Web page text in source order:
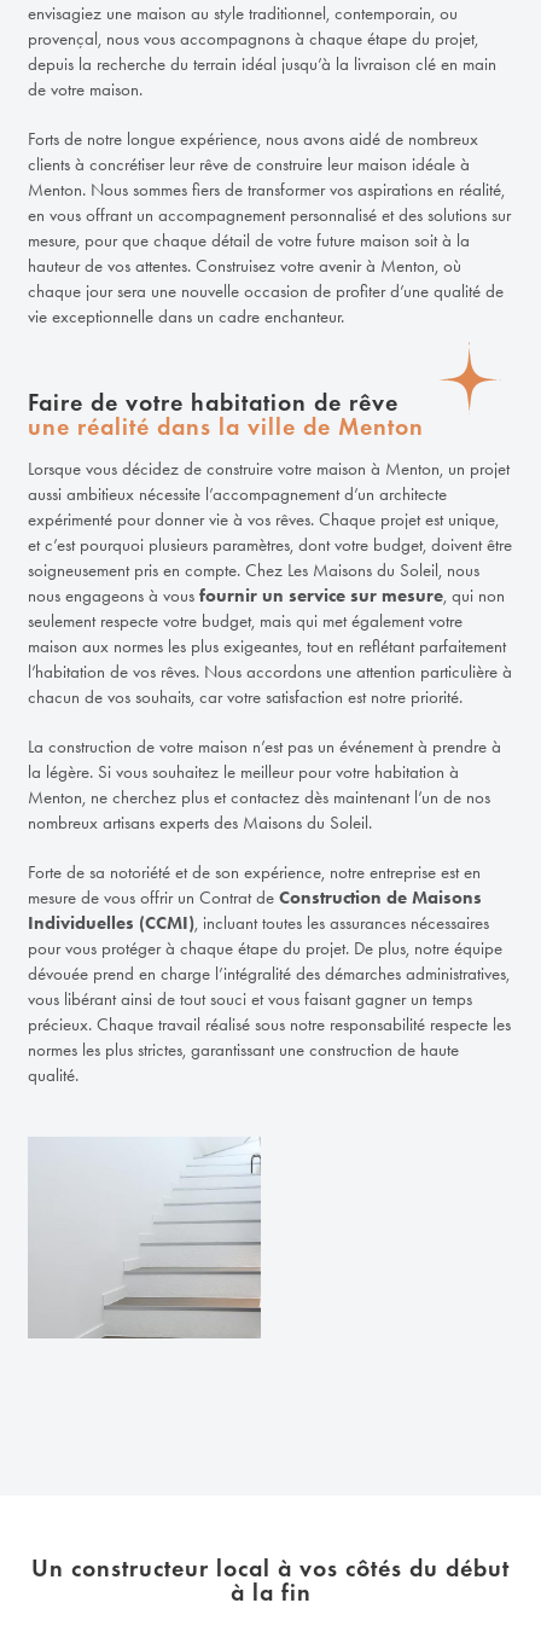
envisagiez une maison au style traditionnel, contemporain, ou
provençal, nous vous accompagnons à chaque étape du projet,
depuis la recherche du terrain idéal jusqu’à la livraison clé en main
de votre maison.
Forts de notre longue expérience, nous avons aidé de nombreux
clients à concrétiser leur rêve de construire leur maison idéale à
Menton. Nous sommes fiers de transformer vos aspirations en réalité,
en vous offrant un accompagnement personnalisé et des solutions sur
mesure, pour que chaque détail de votre future maison soit à la
hauteur de vos attentes.Construisez votre avenir à Menton, où
chaque jour sera une nouvelle occasion de profiter d’une qualité de
vie exceptionnelle dans un cadre enchanteur.
Faire de votre habitation de rêve
une réalité dans la ville de Menton
Lorsque vous décidez de construire votre maison à Menton, un projet
aussi ambitieux nécessite l’accompagnement d’un architecte
expérimenté pour donner vie à vos rêves. Chaque projet est unique,
et c’est pourquoi plusieurs paramètres, dont votre budget, doivent être
soigneusement pris en compte. Chez Les Maisons du Soleil, nous
nous engageons à vousfournir un service sur mesure, qui non
seulement respecte votre budget, mais qui met également votre
maison aux normes les plus exigeantes, tout en reflétant parfaitement
l’habitation de vos rêves. Nous accordons une attention particulière à
chacun de vos souhaits, car votre satisfaction est notre priorité.
La construction de votre maison n’est pas un événement à prendre à
la légère. Si vous souhaitez le meilleur pour votre habitation à
Menton, ne cherchez plus et contactez dès maintenant l’un de nos
nombreux artisans experts des Maisons du Soleil.
Forte de sa notoriété et de son expérience, notre entreprise est en
mesure de vous offrir un Contrat deConstruction de Maisons
Individuelles (CCMI), incluant toutes les assurances nécessaires
pour vous protéger à chaque étape du projet. De plus, notre équipe
dévouée prend en charge l’intégralité des démarches administratives,
vous libérant ainsi de tout souci et vous faisant gagner un temps
précieux. Chaque travail réalisé sous notre responsabilité respecte les
normes les plus strictes, garantissant une construction de haute
qualité.
Un constructeur local à vos côtés du début
à la fin